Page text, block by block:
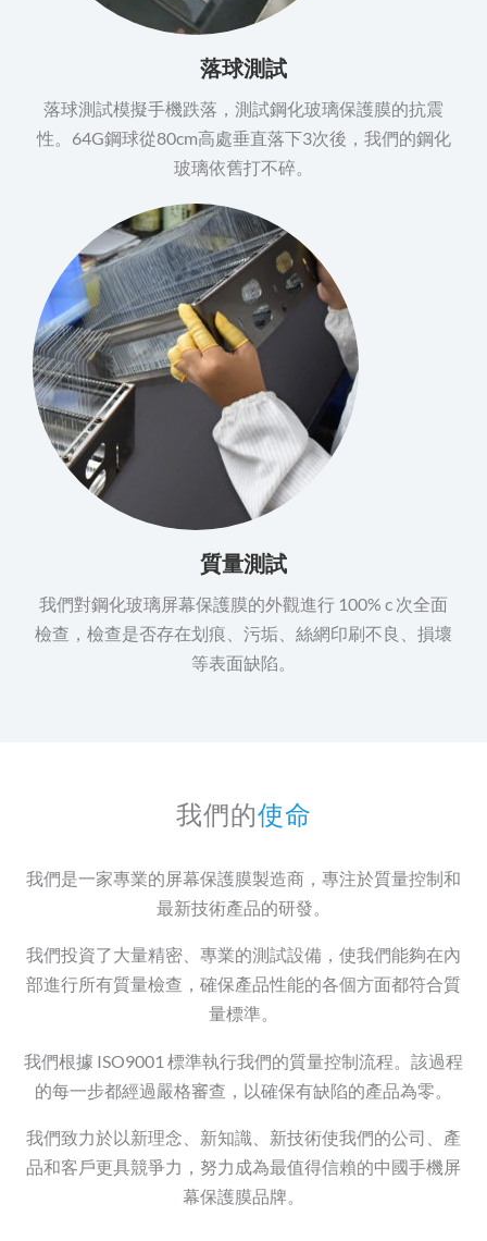
落球測試
落球測試模擬手機跌落，測試鋼化玻璃保護膜的抗震
性。64G鋼球從80cm高處垂直落下3次後，我們的鋼化
玻璃依舊打不碎。
質量測試
我們對鋼化玻璃屏幕保護膜的外觀進行 100% c 次全面
檢查，檢查是否存在划痕、污垢、絲網印刷不良、損壞
等表面缺陷。
我們的使命
我們是一家專業的屏幕保護膜製造商，專注於質量控制和
最新技術產品的研發。
我們投資了大量精密、專業的測試設備，使我們能夠在內
部進行所有質量檢查，確保產品性能的各個方面都符合質
量標準。
我們根據 ISO9001 標準執行我們的質量控制流程。該過程
的每一步都經過嚴格審查，以確保有缺陷的產品為零。
我們致力於以新理念、新知識、新技術使我們的公司、產
品和客戶更具競爭力，努力成為最值得信賴的中國手機屏
幕保護膜品牌。